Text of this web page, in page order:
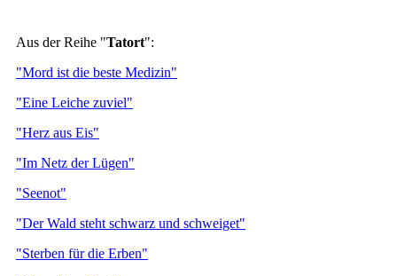
Aus der Reihe "Tatort":
"Mord ist die beste Medizin"
"Eine Leiche zuviel"
"Herz aus Eis"
"Im Netz der Lügen"
"Seenot"
"Der Wald steht schwarz und schweiget"
"Sterben für die Erben"